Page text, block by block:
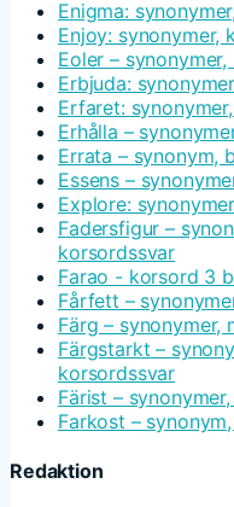
Enigma:
Enjoy: synonymer,
Eoler –
Erbjuda:
Erfaret:
Erhålla –
Errata – synonym,
Essens –
Explore:
Fadersfigur –
korsordssvar
Farao - korsord 3
Fårfett –
Färg –
Färgstarkt –
korsordssvar
Färist –
Farkost –
Redaktion